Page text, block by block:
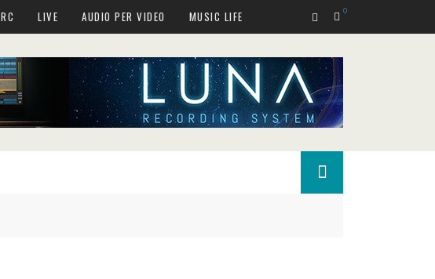
LIVE AUDIO PER VIDEO MUSIC LIFE 0